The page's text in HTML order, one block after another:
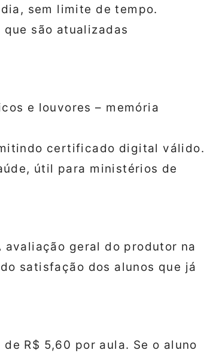
sem limite de tempo.
são atualizadas
e louvores – memória
certificado digital válido.
útil para ministérios de
geral do produtor na
satisfação dos alunos que já
R$ 5,60 por aula. Se o aluno